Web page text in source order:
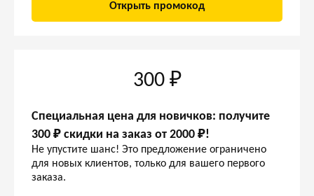
Открыть промокод
300 ₽
Специальная цена для новичков: получите
300 ₽ скидки на заказ от 2000 ₽!
Не упустите шанс! Это предложение ограничено
для новых клиентов, только для вашего первого
заказа.